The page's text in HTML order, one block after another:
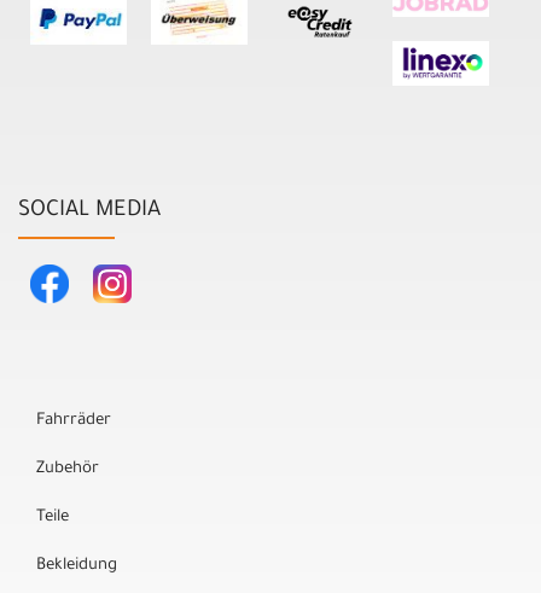
SOCIAL MEDIA
Fahrräder
Zubehör
Teile
Bekleidung